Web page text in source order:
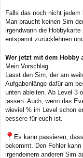
Falls das noch nicht jedem
Man braucht keinen Sim
irgendwann die
entspannt zurücklehnen
Wer jetzt mit dem Hobby
Mein Vorschlag:
Lasst den Sim, der am
Aufgabenlänge dafür am
unten ableiten. Ab Level 3
lassen. Auch, wenn das
wieviel % im Level schon
bessere für euch ist.
Es kann passieren,
bekommt. Den Fehler
irgendeinem anderen Sim